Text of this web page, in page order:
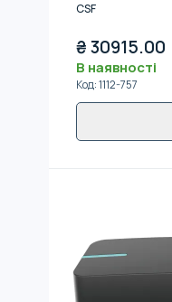
CSF
₴30915.00
В наявності
Код:1112-757